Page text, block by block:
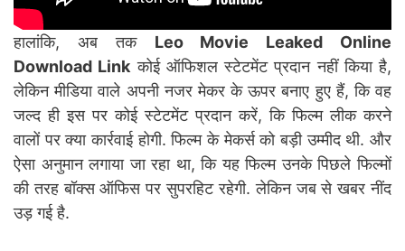
हालांकि, अब तक Leo Movie Leaked Online
Download Linkकोई ऑफिशल स्टेटमेंट प्रदान नहीं किया है,
लेकिन मीडिया वाले अपनी नजर मेकर के ऊपर बनाए हुए हैं, कि वह
जल्द ही इस पर कोई स्टेटमेंट प्रदान करें, कि फिल्म लीक करने
वालों पर क्या कार्रवाई होगी. फिल्म के मेकर्स को बड़ी उम्मीद थी. और
ऐसा अनुमान लगाया जा रहा था, कि यह फिल्म उनके पिछले फिल्मों
की तरह बॉक्स ऑफिस पर सुपरहिट रहेगी. लेकिन जब से खबर नींद
उड़ गई है.